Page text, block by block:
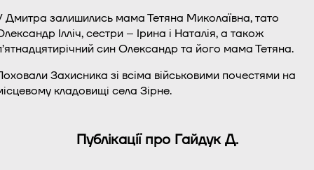
Дмитра залишились мама Тетяна Миколаївна, тато
Ілліч, сестри – Ірина і Наталія, а також
син Олександр та його мама Тетяна.
Захисника зі всіма військовими почестями на
кладовищі села Зірне.
Публікації про Гайдук Д.